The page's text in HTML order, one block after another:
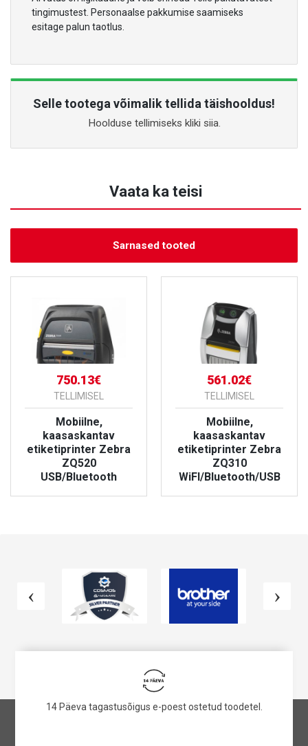
tingimustest. Personaalse pakkumise saamiseks
esitage palun taotlus.
Selle tootega võimalik tellida täishooldus!
Hoolduse tellimiseks kliki siia.
Vaata ka teisi
Sarnased tooted
750.13€
TELLIMISEL
Mobiilne,
kaasaskantav
etiketiprinter Zebra
ZQ520
USB/Bluetooth
561.02€
TELLIMISEL
Mobiilne,
kaasaskantav
etiketiprinter Zebra
ZQ310
WiFI/Bluetooth/USB
14 Päeva tagastusõigus e-poest ostetud toodetel.